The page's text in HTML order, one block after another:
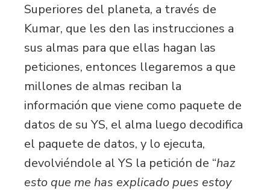
Superiores del planeta, a través de
Kumar, que les den las instrucciones a
sus almas para que ellas hagan las
peticiones, entonces llegaremos a que
millones de almas reciban la
información que viene como paquete de
datos de su YS, el alma luego decodifica
el paquete de datos, y lo ejecuta,
devolviéndole al YS la petición de “haz
esto que me has explicado pues estoy